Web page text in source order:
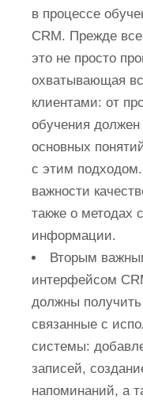
в процессе
CRM. Прежде
это не просто
охватывающая
клиентами: от
обучения должен
основных
с этим
важности
также о методах
информации.
Вторым
интерфейсом
должны получить
связанные с
системы:
записей,
напоминаний, а